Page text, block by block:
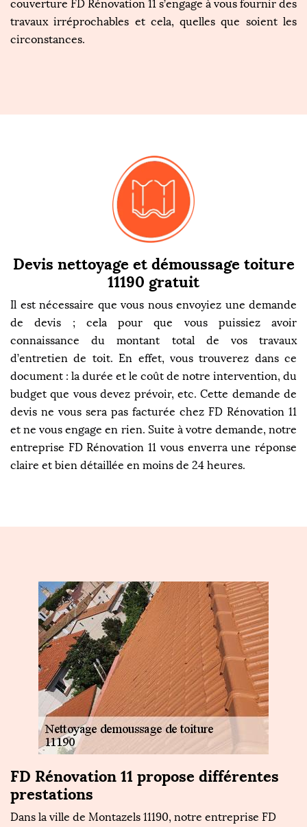
couverture FD Rénovation 11 s’engage à vous fournir des
travaux irréprochables et cela, quelles que soient les
circonstances.
Devis nettoyage et démoussage toiture
11190 gratuit
Il est nécessaire que vous nous envoyiez une demande
de devis ; cela pour que vous puissiez avoir
connaissance du montant total de vos travaux
d’entretien de toit. En effet, vous trouverez dans ce
document : la durée et le coût de notre intervention, du
budget que vous devez prévoir, etc. Cette demande de
devis ne vous sera pas facturée chez FD Rénovation 11
et ne vous engage en rien. Suite à votre demande, notre
entreprise FD Rénovation 11 vous enverra une réponse
claire et bien détaillée en moins de 24 heures.
FD Rénovation 11 propose différentes
prestations
Dans la ville de Montazels 11190, notre entreprise FD